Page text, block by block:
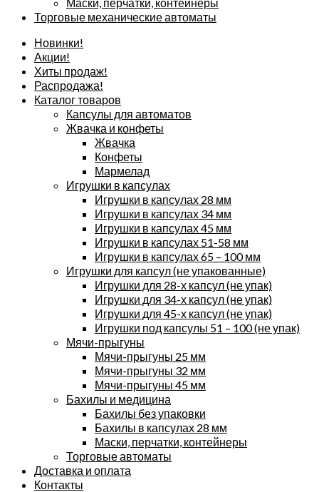
Торговые механические автоматы
Новинки!
Акции!
Хиты продаж!
Распродажа!
Каталог товаров
Капсулы для автоматов
Жвачка и конфеты
Жвачка
Конфеты
Мармелад
Игрушки в капсулах
Игрушки в капсулах 28 мм
Игрушки в капсулах 34 мм
Игрушки в капсулах 45 мм
Игрушки в капсулах 51-58 мм
Игрушки в капсулах 65 – 100 мм
Игрушки для капсул (не упакованные)
Игрушки для 28-х капсул (не упак)
Игрушки для 34-х капсул (не упак)
Игрушки для 45-х капсул (не упак)
Игрушки под капсулы 51 – 100 (не упак)
Мячи-прыгуны
Мячи-прыгуны 25 мм
Мячи-прыгуны 32 мм
Мячи-прыгуны 45 мм
Бахилы и медицина
Бахилы без упаковки
Бахилы в капсулах 28 мм
Маски, перчатки, контейнеры
Торговые автоматы
Доставка и оплата
Контакты